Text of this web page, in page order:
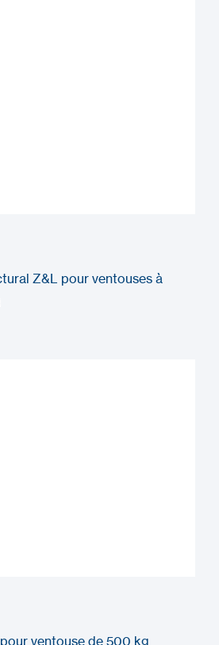
Z&L pour ventouses à
ventouse de 500 kg